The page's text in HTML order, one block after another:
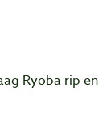
Ryoba rip en